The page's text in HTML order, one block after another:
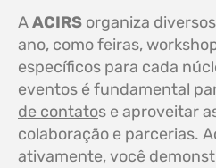
AACIRS organiza
ano, como feiras,
específicos para cada
eventos é fundamental
de contatos e aproveitar
colaboração e parcerias.
ativamente, você